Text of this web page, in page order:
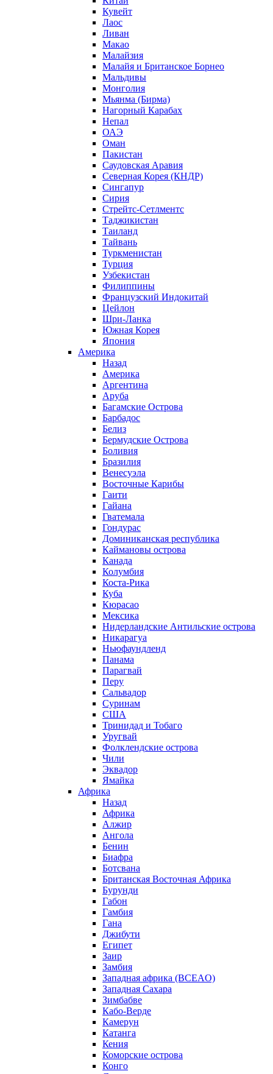
Кувейт
Лаос
Ливан
Макао
Малайзия
Малайя и Британское Борнео
Мальдивы
Монголия
Мьянма (Бирма)
Нагорный Карабах
Непал
ОАЭ
Оман
Пакистан
Саудовская Аравия
Северная Корея (КНДР)
Сингапур
Сирия
Стрейтс-Сетлментс
Таджикистан
Таиланд
Тайвань
Туркменистан
Турция
Узбекистан
Филиппины
Французский Индокитай
Цейлон
Шри-Ланка
Южная Корея
Япония
Америка
Назад
Америка
Аргентина
Аруба
Багамские Острова
Барбадос
Белиз
Бермудские Острова
Боливия
Бразилия
Венесуэла
Восточные Карибы
Гаити
Гайана
Гватемала
Гондурас
Доминиканская республика
Каймановы острова
Канада
Колумбия
Коста-Рика
Куба
Кюрасао
Мексика
Нидерландские Антильские острова
Никарагуа
Ньюфаундленд
Панама
Парагвай
Перу
Сальвадор
Суринам
США
Тринидад и Тобаго
Уругвай
Фолклендские острова
Чили
Эквадор
Ямайка
Африка
Назад
Африка
Алжир
Ангола
Бенин
Биафра
Ботсвана
Британская Восточная Африка
Бурунди
Габон
Гамбия
Гана
Джибути
Египет
Заир
Замбия
Западная африка (BCEAO)
Западная Сахара
Зимбабве
Кабо-Верде
Камерун
Катанга
Кения
Коморские острова
Конго